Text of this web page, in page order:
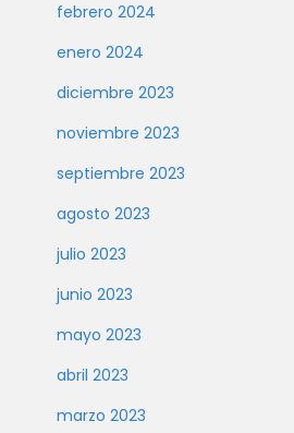
febrero 2024
enero 2024
diciembre 2023
noviembre 2023
septiembre 2023
agosto 2023
julio 2023
junio 2023
mayo 2023
abril 2023
marzo 2023